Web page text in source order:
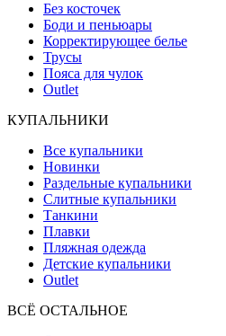
Без косточек
Боди и пеньюары
Корректирующее белье
Трусы
Пояса для чулок
Outlet
КУПАЛЬНИКИ
Все купальники
Новинки
Раздельные купальники
Слитные купальники
Танкини
Плавки
Пляжная одежда
Детские купальники
Outlet
ВCЁ ОСТАЛЬНОЕ